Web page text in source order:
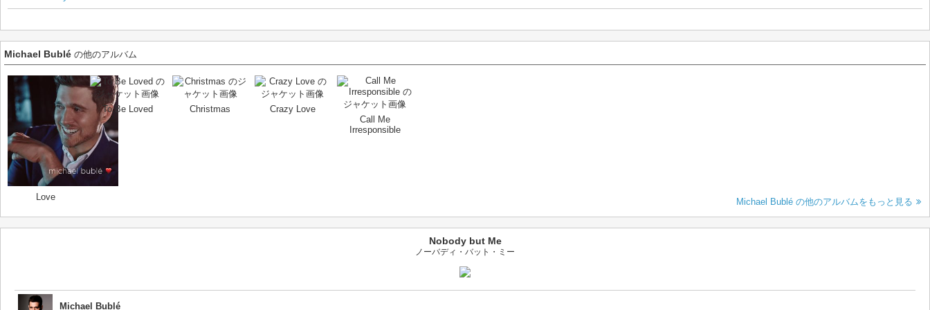
Michael Bublé の他のアルバム
Love
To Be Loved Christmas
Crazy Love
Call Me
Irresponsible
Michael Bublé の他のアルバムをもっと見る
Nobody but Me
ノーバディ・バット・ミー
Michael Bublé